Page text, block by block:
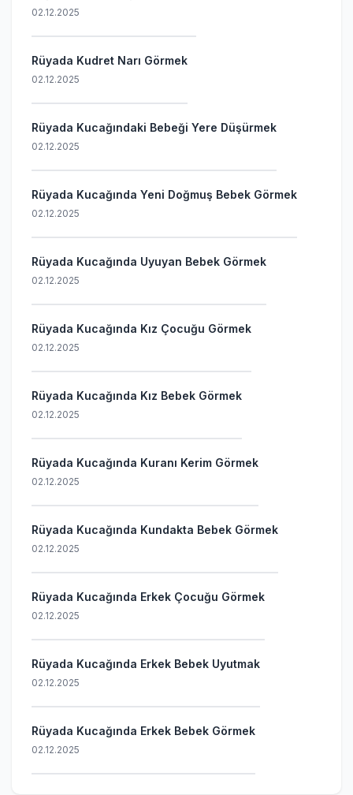
02.12.2025
Rüyada Kudret Narı Görmek
02.12.2025
Rüyada Kucağındaki Bebeği Yere Düşürmek
02.12.2025
Rüyada Kucağında Yeni Doğmuş Bebek Görmek
02.12.2025
Rüyada Kucağında Uyuyan Bebek Görmek
02.12.2025
Rüyada Kucağında Kız Çocuğu Görmek
02.12.2025
Rüyada Kucağında Kız Bebek Görmek
02.12.2025
Rüyada Kucağında Kuranı Kerim Görmek
02.12.2025
Rüyada Kucağında Kundakta Bebek Görmek
02.12.2025
Rüyada Kucağında Erkek Çocuğu Görmek
02.12.2025
Rüyada Kucağında Erkek Bebek Uyutmak
02.12.2025
Rüyada Kucağında Erkek Bebek Görmek
02.12.2025